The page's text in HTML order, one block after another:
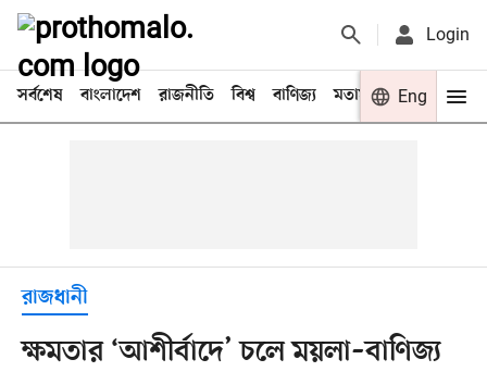
Login
সর্বশেষ বাংলাদেশ রাজনীতি বিশ্ব বাণিজ্য মতামত খেলা
Eng
রাজধানী
ক্ষমতার ‘আশীর্বাদে’ চলে ময়লা–বাণিজ্য